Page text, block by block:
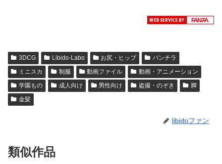
3DCG Libido-Labo お尻・ヒップ
パンチラ
ミニスカ
制服 動画ファイル
動画・アニメーション
学園もの
成人向け 男性向け 盗撮・のぞき
脚
金髪
libidoファン
類似作品